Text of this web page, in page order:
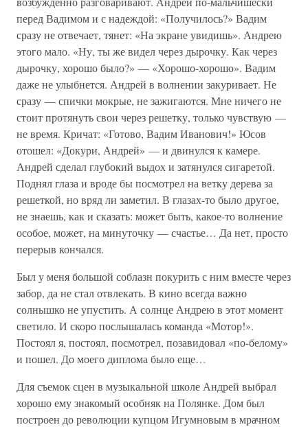
перед Вадимом и с надеждой: «Получилось?» Вадим
сразу не отвечает, тянет: «На экране увидишь». Андрею
этого мало. «Ну, ты же видел через дырочку. Как через
дырочку, хорошо было?» — «Хорошо-хорошо». Вадим
даже не улыбнется. Андрей в волнении закуривает. Не
сразу — спички мокрые, не зажигаются. Мне ничего не
стоит протянуть свои через решетку, только чувствую —
не время. Кричат: «Готово, Вадим Иванович!» Юсов
отошел: «Докури, Андрей» — и двинулся к камере.
Андрей сделал глубокий выдох и затянулся сигаретой.
Поднял глаза и вроде бы посмотрел на ветку дерева за
решеткой, но вряд ли заметил. В глазах-то было другое,
не знаешь, как и сказать: может быть, какое-то волнение
особое, может, на минуточку — счастье… Да нет, просто
перерыв кончался.
Был у меня большой соблазн покурить с ним вместе через
забор, да не стал отвлекать. В кино всегда важно
солнышко не упустить. А солнце Андрею в этот момент
светило. И скоро послышалась команда «Мотор!».
Постоял я, постоял, посмотрел, позавидовал «по-белому»
и пошел. До моего диплома было еще…
Для съемок сцен в музыкальной школе Андрей выбрал
хорошо ему знакомый особняк на Полянке. Дом был
построен до революции купцом Игумновым в мрачном